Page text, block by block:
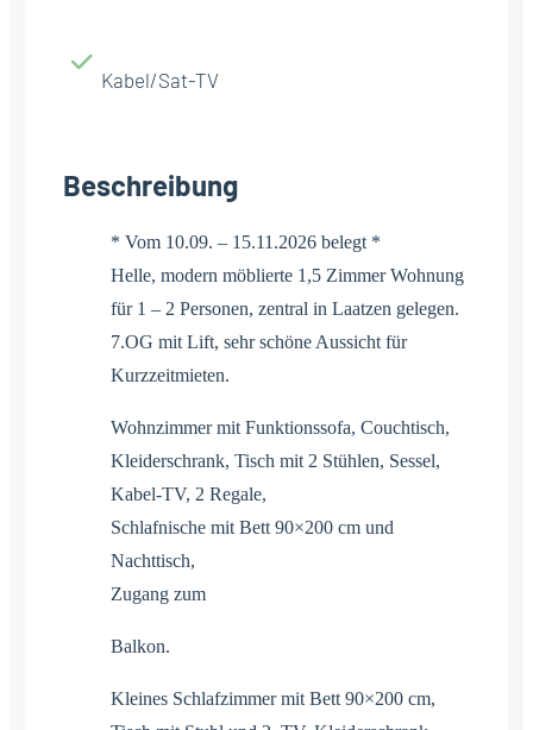
Kabel/Sat-TV
Beschreibung
* Vom 10.09. – 15.11.2026 belegt *
Helle, modern möblierte 1,5 Zimmer Wohnung
für 1 – 2 Personen, zentral in Laatzen gelegen.
7.OG mit Lift, sehr schöne Aussicht für
Kurzzeitmieten.
Wohnzimmer mit Funktionssofa, Couchtisch,
Kleiderschrank, Tisch mit 2 Stühlen, Sessel,
Kabel-TV, 2 Regale,
Schlafnische mit Bett 90×200 cm und
Nachttisch,
Zugang zum
Balkon.
Kleines Schlafzimmer mit Bett 90×200 cm,